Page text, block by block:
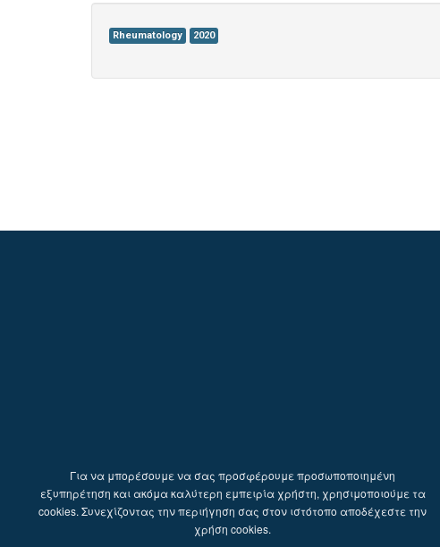
Rheumatology 2020
Για να μπορέσουμε να σας προσφέρουμε προσωποποιημένη
εξυπηρέτηση και ακόμα καλύτερη εμπειρία χρήστη, χρησιμοποιούμε τα
cookies. Συνεχίζοντας την περιήγηση σας στον ιστότοπο αποδέχεστε την
χρήση cookies.